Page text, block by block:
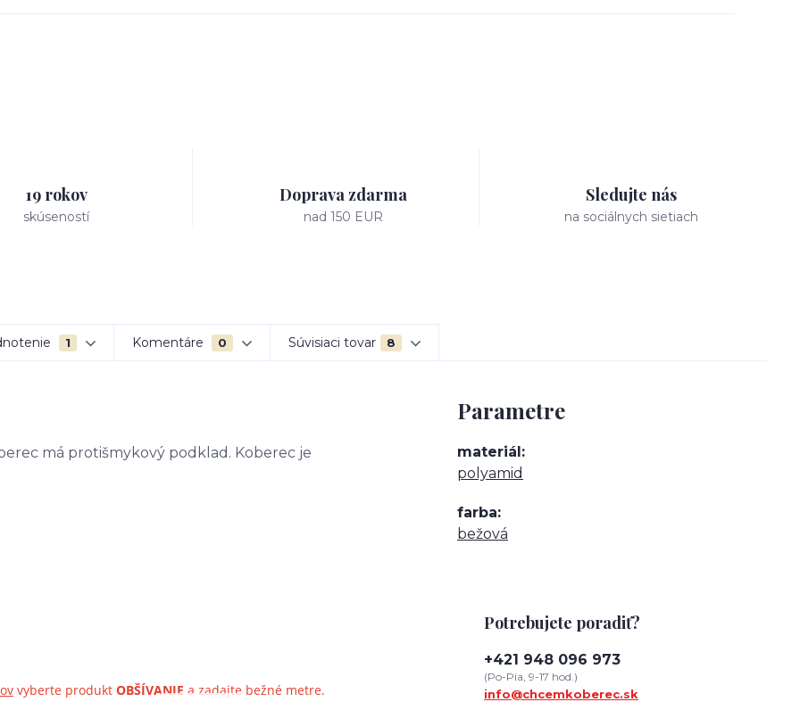
19 rokov
skúseností
Doprava zdarma
nad 150 EUR
Sledujte nás
na sociálnych sietiach
1 Komentáre 0 Súvisiaci tovar 8
má protišmykový podklad. Koberec je
vyberte produkt OBŠÍVANIE a zadajte bežné metre.
Parametre
materiál
polyamid
farba
bežová
Potrebujete poradiť?
+421 948 096 973
(Po-Pia, 9-17 hod.)
info@chcemkoberec.sk